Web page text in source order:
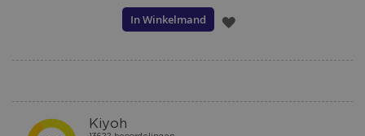
In Winkelmand
VOEG
VERLANGLIJST